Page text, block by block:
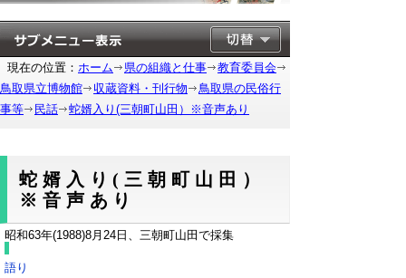
現在の位置： ホーム 県の組織と仕事
教育委員会
鳥取県立博物館
収蔵資料・刊行物
鳥取県の民俗行
事等
民話 蛇婿入り(三朝町山田）※音声あり
蛇婿入り(三朝町山田）
※音声あり
昭和63年(1988)8月24日、三朝町山田で採集
語り